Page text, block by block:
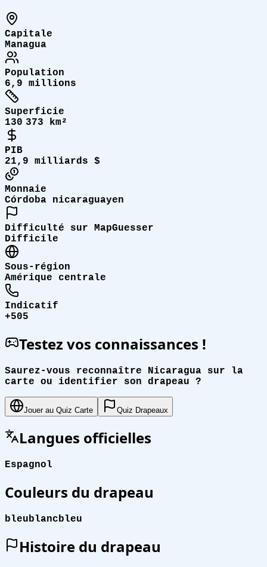
Capitale
Managua
Population
6,9 millions
Superficie
130 373 km²
PIB
21,9 milliards $
Monnaie
Córdoba nicaraguayen
Difficulté sur MapGuesser
Difficile
Sous-région
Amérique centrale
Indicatif
+505
Testez vos connaissances !
Saurez-vous reconnaître Nicaragua sur la
carte ou identifier son drapeau ?
Jouer au Quiz Carte Quiz Drapeaux
Langues officielles
Espagnol
Couleurs du drapeau
bleublancbleu
Histoire du drapeau